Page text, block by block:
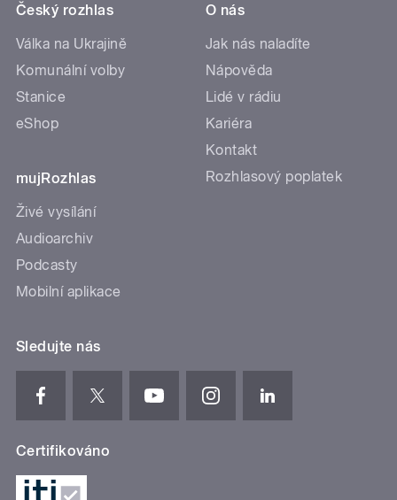
Český rozhlas
Válka na Ukrajině
Komunální volby
Stanice
eShop
mujRozhlas
Živé vysílání
Audioarchiv
Podcasty
Mobilní aplikace
O nás
Jak nás naladíte
Nápověda
Lidé v rádiu
Kariéra
Kontakt
Rozhlasový poplatek
Sledujte nás
Certifikováno